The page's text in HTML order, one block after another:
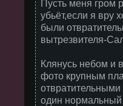
Пусть меня гром
убьёт,если я вру
были
вытрезвителя-
Клянусь небом и
фото крупным
один нормальный